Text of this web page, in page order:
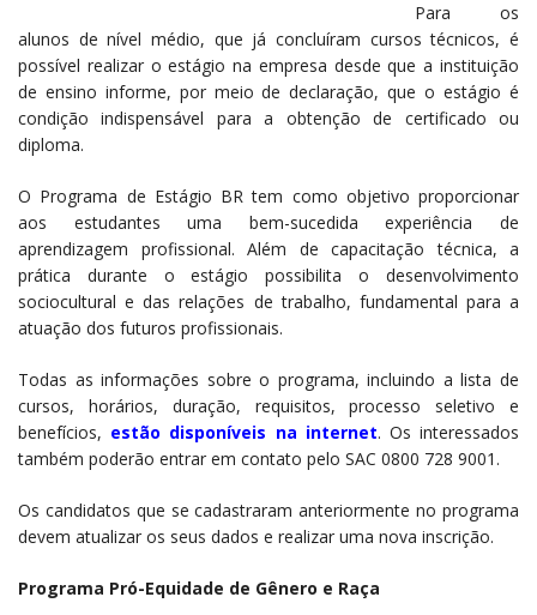
Para os
alunos de nível médio, que já concluíram cursos técnicos, é
possível realizar o estágio na empresa desde que a instituição
de ensino informe, por meio de declaração, que o estágio é
condição indispensável para a obtenção de certificado ou
diploma.
O Programa de Estágio BR tem como objetivo proporcionar
aos estudantes uma bem-sucedida experiência de
aprendizagem profissional. Além de capacitação técnica, a
prática durante o estágio possibilita o desenvolvimento
sociocultural e das relações de trabalho, fundamental para a
atuação dos futuros profissionais.
Todas as informações sobre o programa, incluindo a lista de
cursos, horários, duração, requisitos, processo seletivo e
benefícios, estão disponíveis na internet. Os interessados
também poderão entrar em contato pelo SAC 0800 728 9001.
Os candidatos que se cadastraram anteriormente no programa
devem atualizar os seus dados e realizar uma nova inscrição.
Programa Pró-Equidade de Gênero e Raça